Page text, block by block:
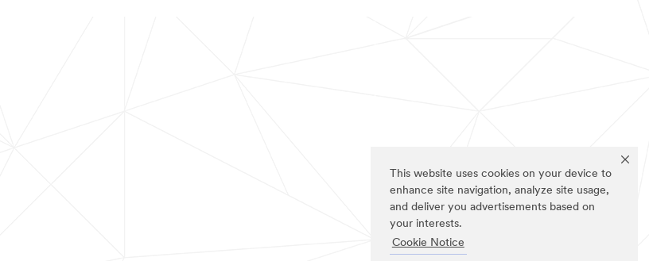
This website uses cookies on your device to
enhance site navigation, analyze site usage,
and deliver you advertisements based on
your interests.
Cookie Notice